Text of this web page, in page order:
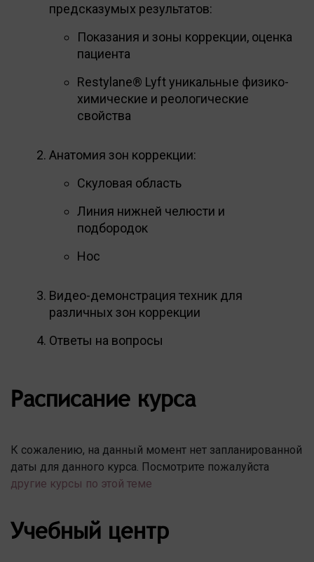
предсказумых результатов:
Показания и зоны коррекции, оценка
пациента
Restylane® Lyft уникальные физико-
химические и реологические
свойства
Анатомия зон коррекции:
Скуловая область
Линия нижней челюсти и
подбородок
Нос
Видео-демонстрация техник для
различных зон коррекции
Ответы на вопросы
Расписание курса
К сожалению, на данный момент нет запланированной
даты для данного курса. Посмотрите пожалуйста
другие курсы по этой теме
Учебный центр